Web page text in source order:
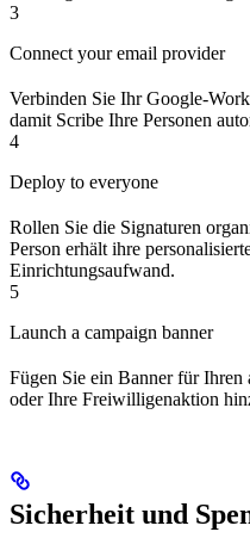
3
Connect your email provider
Verbinden Sie Ihr Google-
damit Scribe Ihre Personen
4
Deploy to everyone
Rollen Sie die Signaturen
Person erhält ihre
Einrichtungsaufwand.
5
Launch a campaign banner
Fügen Sie ein Banner für
oder Ihre Freiwilligenaktion
Sicherheit und